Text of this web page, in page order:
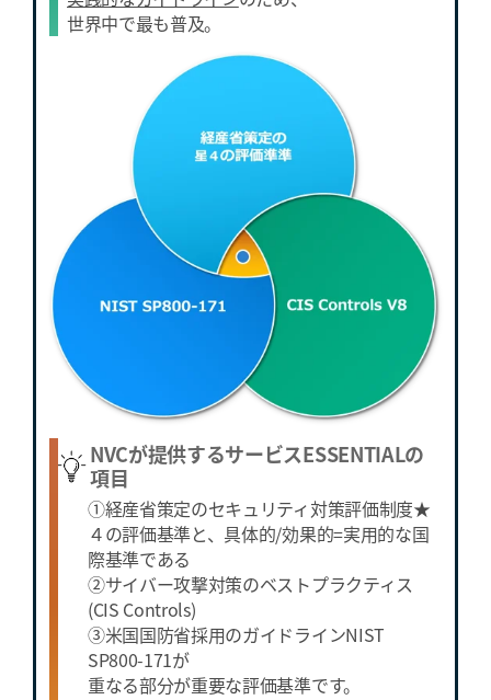
世界中で最も普及。
NVCが提供するサービスESSENTIALの
項目
①経産省策定のセキュリティ対策評価制度★
４の評価基準と、具体的/効果的=実用的な国
際基準である
②サイバー攻撃対策のベストプラクティス
(CIS Controls)
③米国国防省採用のガイドラインNIST
SP800-171が
重なる部分が重要な評価基準です。